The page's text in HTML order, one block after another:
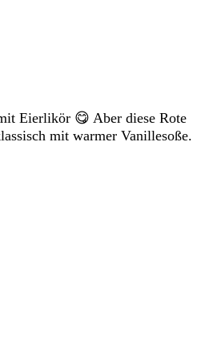
Eierlikör 😋 Aber diese Rote
mit warmer Vanillesoße.